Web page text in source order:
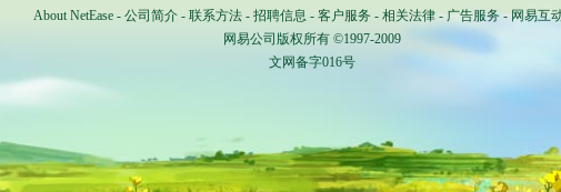
About NetEase - 公司简介 - 联系方法 - 招聘信息 - 客户服务 - 相关法律 - 广告服务- 网易互
网易公司版权所有 ©1997-2009
文网备字016号